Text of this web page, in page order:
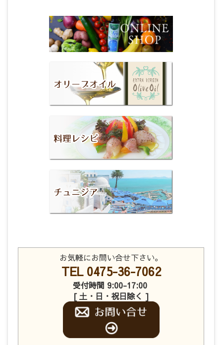
お気軽にお問い合せ下さい。
TEL 0475-36-7062
受付時間 9:00-17:00
[ 土・日・祝日除く ]